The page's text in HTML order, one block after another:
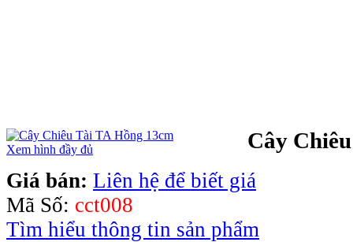
Xem hình đầy đủ Cây
Giá bán: Liên hệ để biết giá
Mã Số: cct008
Tìm hiểu thông tin sản phẩm